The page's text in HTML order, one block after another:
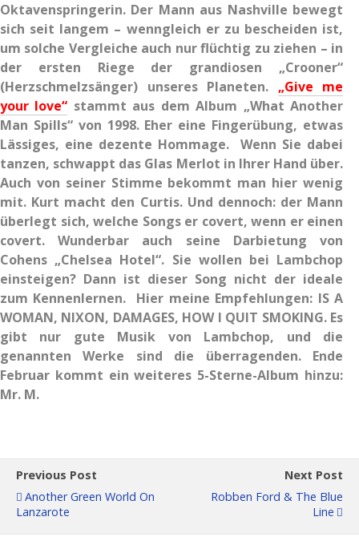
Oktavenspringerin. Der Mann aus Nashville bewegt
sich seit langem – wenngleich er zu bescheiden ist,
um solche Vergleiche auch nur flüchtig zu ziehen – in
der ersten Riege der grandiosen „Crooner“
(Herzschmelzsänger) unseres Planeten. „Give me
your love“ stammt aus dem Album „What Another
Man Spills“ von 1998. Eher eine Fingerübung, etwas
Lässiges, eine dezente Hommage. Wenn Sie dabei
tanzen, schwappt das Glas Merlot in Ihrer Hand über.
Auch von seiner Stimme bekommt man hier wenig
mit. Kurt macht den Curtis. Und dennoch: der Mann
überlegt sich, welche Songs er covert, wenn er einen
covert. Wunderbar auch seine Darbietung von
Cohens „Chelsea Hotel“. Sie wollen bei Lambchop
einsteigen? Dann ist dieser Song nicht der ideale
zum Kennenlernen. Hier meine Empfehlungen: IS A
WOMAN, NIXON, DAMAGES, HOW I QUIT SMOKING. Es
gibt nur gute Musik von Lambchop, und die
genannten Werke sind die überragenden. Ende
Februar kommt ein weiteres 5-Sterne-Album hinzu:
Mr. M.
Previous Post
Another Green World On
Lanzarote
Next Post
Robben Ford & The Blue
Line